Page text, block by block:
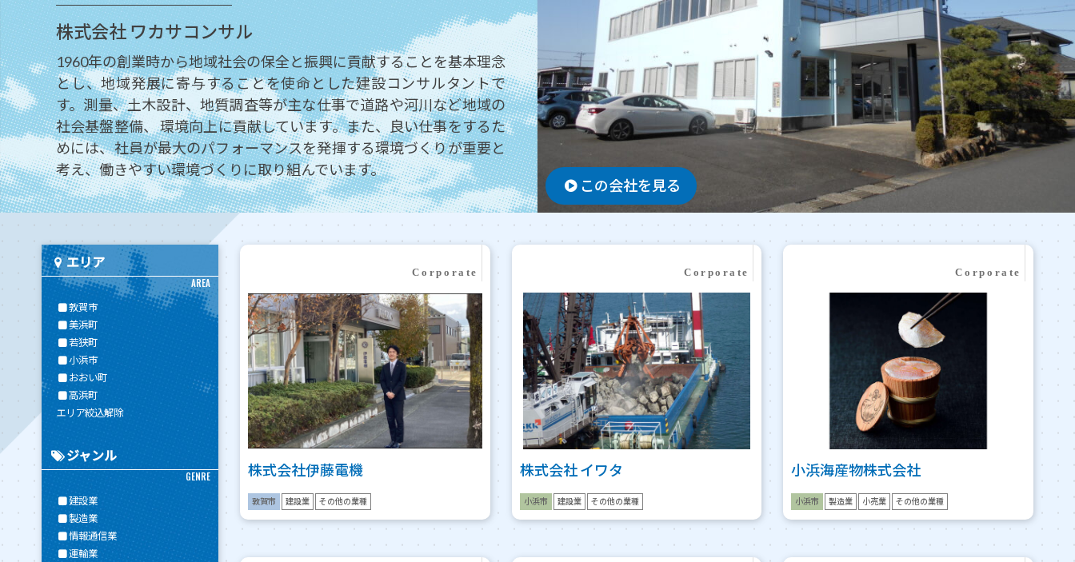
株式会社 ワカサコンサル
1960年の創業時から地域社会の保全と振興に貢献することを基本理念
とし、地域発展に寄与することを使命とした建設コンサルタントで
す。測量、土木設計、地質調査等が主な仕事で道路や河川など地域の
社会基盤整備、 環境向上に貢献しています。また、良い仕事をするた
めには、社員が最大のパフォーマンスを発揮する環境づくりが重要と
考え、働きやすい環境づくりに取り組んでいます。
この会社を見る
エリア
AREA
敦賀市
美浜町
若狭町
小浜市
おおい町
高浜町
エリア絞込解除
ジャンル
GENRE
建設業
製造業
情報通信業
運輸業
株式会社伊藤電機
敦賀市 建設業 その他の業種
株式会社 イワタ
小浜市 建設業 その他の業種
小浜海産物株式会社
小浜市 製造業 小売業 その他の業種